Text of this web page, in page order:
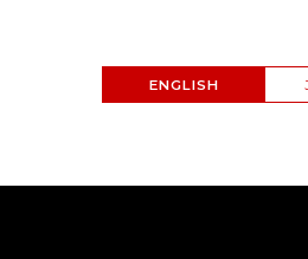
ENGLISH